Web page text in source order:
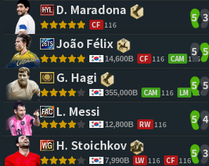
D. Maradona
CF 116
5 3
João Félix
14,600B CF 116 CAM 116
5 5
G. Hagi
355,000B CAM 116 LM 116
5 5
L. Messi
12,800B RW 116 5 4
H. Stoichkov
7,990B LW 116 CF 116
5 3